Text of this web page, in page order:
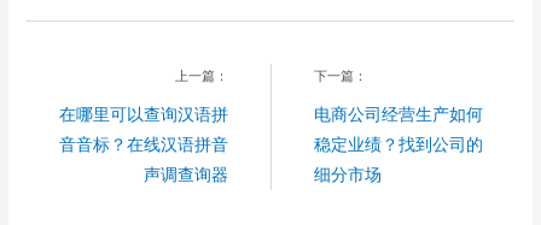
上一篇：
在哪里可以查询汉语拼
音音标？在线汉语拼音
声调查询器
下一篇：
电商公司经营生产如何
稳定业绩？找到公司的
细分市场